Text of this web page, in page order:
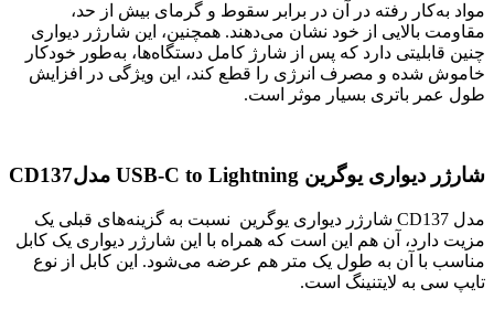
مواد به‌کار رفته در آن در برابر سقوط و گرمای بیش از حد،
مقاومت بالایی از خود نشان می‌دهند. همچنین، این شارژر دیواری
چنین قابلیتی دارد که پس از شارژ کامل دستگاه‌ها، به‌طور خودکار
خاموش شده و مصرف انرژی را قطع کند، این ویژگی در افزایش
طول عمر باتری بسیار موثر است.
شارژر دیواری یوگرین USB-C to Lightning مدلCD137
مدل CD137 شارژر دیواری یوگرین نسبت به گزینه‌های قبلی یک
مزیت دارد، آن هم این است که همراه با این شارژر دیواری یک کابل
مناسب با آن به طول یک متر هم عرضه می‌شود. این کابل از نوع
تایپ سی به لایتنینگ است.